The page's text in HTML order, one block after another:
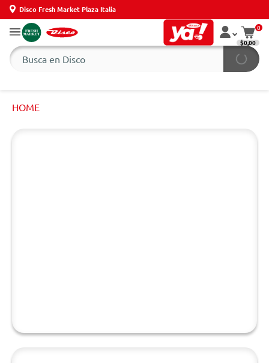
Disco Fresh Market Plaza Italia
0
$0,00
HOME